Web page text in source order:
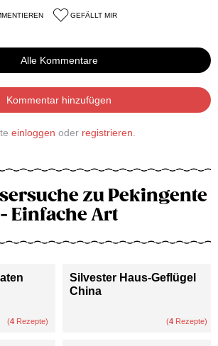
GEFÄLLT MIR
Alle Kommentare
Kommentar hinzufügen
einloggen oder registrieren
zu Pekingente
- Einfache Art
(4 Rezepte)
Silvester Haus-Geflügel
China
(4 Rezepte)